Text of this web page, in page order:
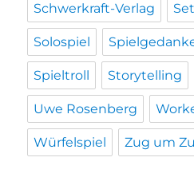
Schwerkraft-Verlag
Solospiel
Spieltroll Storytelling
Uwe Rosenberg
Würfelspiel Zug um